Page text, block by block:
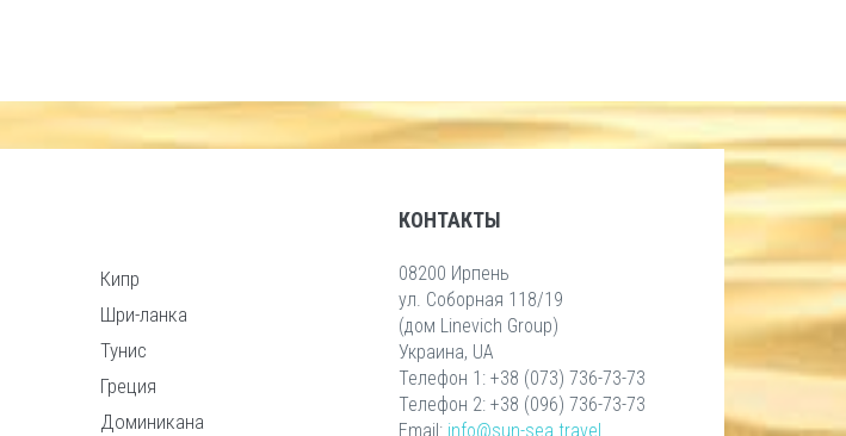
Кипр
Шри-ланка
Тунис
Греция
Доминикана
КОНТАКТЫ
08200 Ирпень
ул. Соборная 118/19
(дом Linevich Group)
Украина, UA
Телефон 1: +38 (073) 736-73-73
Телефон 2: +38 (096) 736-73-73
Email: info@sun-sea.travel